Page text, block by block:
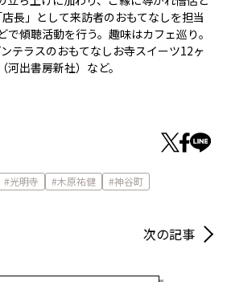
長」として来訪者のおもてなしを担当
で傾聴活動を行う。趣味はカフェ巡り。
テラスのおもてなしお寺スイーツ12ヶ
河出書房新社）など。
光明寺 木原祐健 神谷町
次の記事